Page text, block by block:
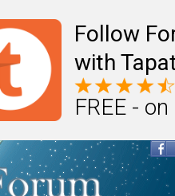
Follow
with
FREE -